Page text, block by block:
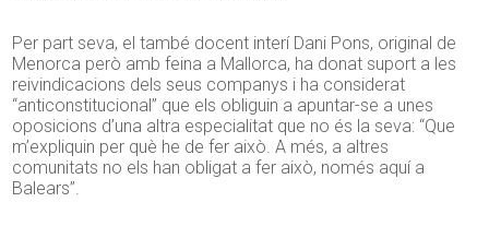
Per part seva, el també docent interí Dani Pons, original de
Menorca però amb feina a Mallorca, ha donat suport a les
reivindicacions dels seus companys i ha considerat
“anticonstitucional” que els obliguin a apuntar-se a unes
oposicions d’una altra especialitat que no és la seva: “Que
m’expliquin per què he de fer això. A més, a altres
comunitats no els han obligat a fer això, només aquí a
Balears”.